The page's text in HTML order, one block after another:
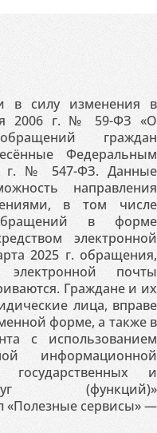
в силу изменения в
2006 г. № 59-ФЗ «О
граждан
Федеральным
г. № 547-ФЗ. Данные
направления
в том числе
в форме
электронной
2025 г. обращения,
почты
Граждане и их
лица, вправе
форме, а также в
с использованием
информационной
и
(функций)»
«Полезные сервисы» —